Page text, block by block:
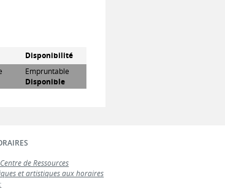
Disponibilité
Empruntable
Disponible
de Ressources
et artistiques aux horaires